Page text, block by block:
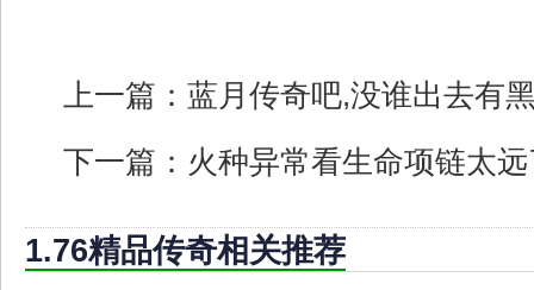
上一篇： 蓝月传奇吧,没谁出去有
下一篇： 火种异常看生命项链太
1.76精品传奇相关推荐